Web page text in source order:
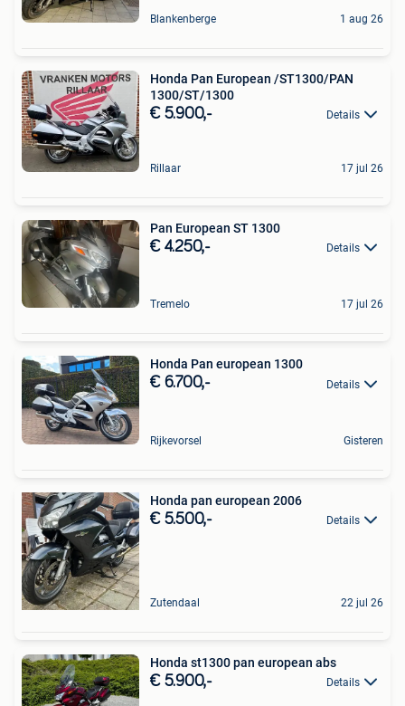
Blankenberge 1 aug 26
Honda Pan European /ST1300/PAN
1300/ST/1300
€ 5.900,- Details
Rillaar 17 jul 26
Pan European ST 1300
€ 4.250,- Details
Tremelo 17 jul 26
Honda Pan european 1300
€ 6.700,- Details
Rijkevorsel Gisteren
Honda pan european 2006
€ 5.500,- Details
Zutendaal 22 jul 26
Honda st1300 pan european abs
€ 5.900,- Details